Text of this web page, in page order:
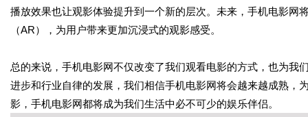
播放效果也让观影体验提升到一个新的层次。未来，手机电影网
（AR），为用户带来更加沉浸式的观影感受。
总的来说，手机电影网不仅改变了我们观看电影的方式，也为
进步和行业自律的发展，我们相信手机电影网将会越来越成熟，
影，手机电影网都将成为我们生活中必不可少的娱乐伴侣。